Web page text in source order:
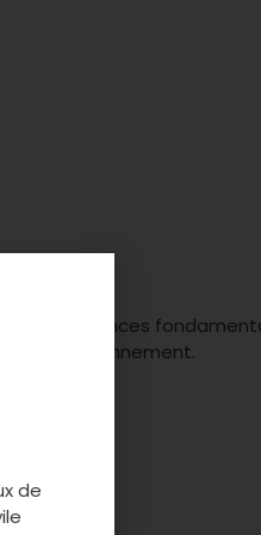
connaissances
à l’environnement.
de